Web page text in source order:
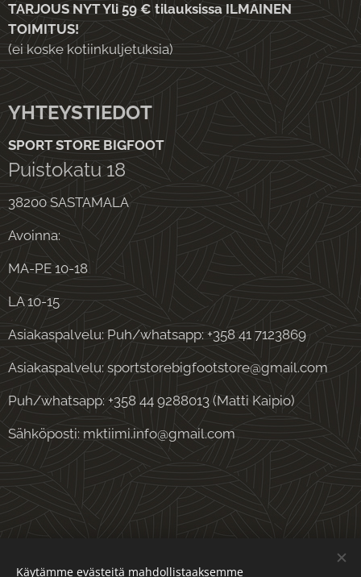
TARJOUS NYT Yli 59 € tilauksissa ILMAINEN
TOIMITUS!
(ei koske kotiinkuljetuksia)
YHTEYSTIEDOT
SPORT STORE BIGFOOT
Puistokatu 18
38200 SASTAMALA
Avoinna:
MA-PE 10-18
LA 10-15
Asiakaspalvelu: Puh/whatsapp: +358 41 7123869
Asiakaspalvelu: sportstorebigfootstore@gmail.com
Puh/whatsapp: +358 44 9288013 (Matti Kaipio)
Sähköposti: mktiimi.info@gmail.com
Evästeet
Käytämme evästeitä mahdollistaaksemme